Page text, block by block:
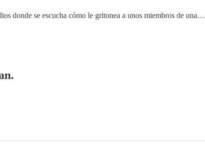
donde se escucha cómo le gritonea a unos miembros de una…